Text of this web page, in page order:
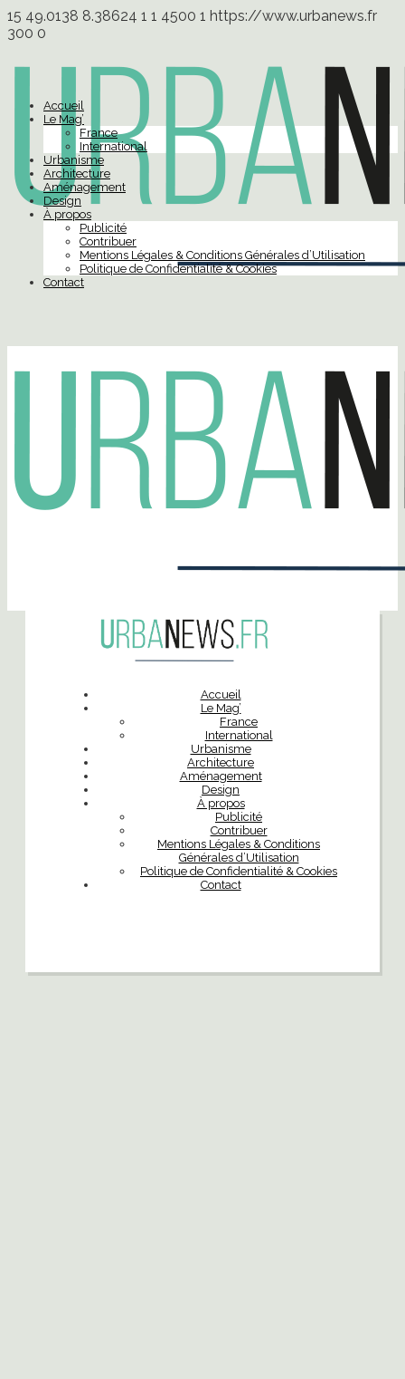
15 49.0138 8.38624 1 1 4500 1 https://www.urbanews.fr
300 0
Accueil
Le Mag’
France
International
Urbanisme
Architecture
Aménagement
Design
À propos
Publicité
Contribuer
Mentions Légales & Conditions Générales d’Utilisation
Politique de Confidentialité & Cookies
Contact
Accueil
Le Mag’
France
International
Urbanisme
Architecture
Aménagement
Design
À propos
Publicité
Contribuer
Mentions Légales & Conditions
Générales d’Utilisation
Politique de Confidentialité & Cookies
Contact